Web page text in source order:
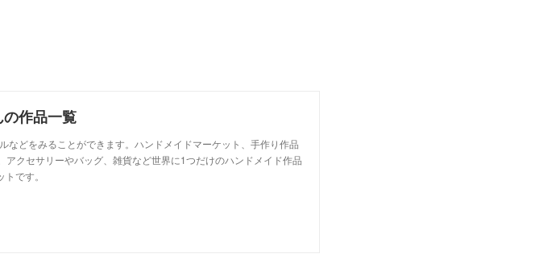
作品一覧
などをみることができます。ハンドメイドマーケット、手作り作品
クセサリーやバッグ、雑貨など世界に1つだけのハンドメイド作品
です。